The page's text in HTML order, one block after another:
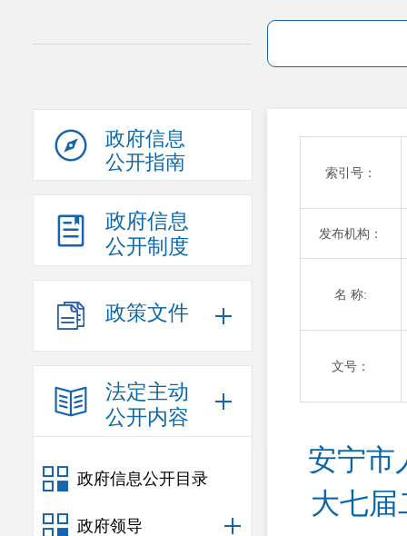
政府信息
公开指南
政府信息
公开制度
政策文件
法定主动
公开内容
政府信息公开目录
政府领导
索引号：
发布机构：
名 称:
文号：
安宁市
大七